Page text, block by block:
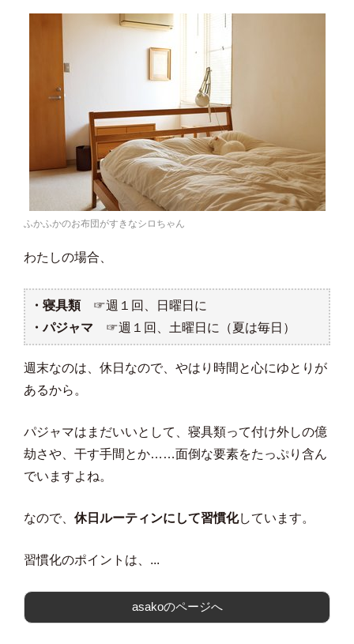
ふかふかのお布団がすきなシロちゃん
わたしの場合、
・寝具類 ☞週１回、日曜日に
・パジャマ ☞週１回、土曜日に（夏は毎日）
週末なのは、休日なので、やはり時間と心にゆとりが
あるから。
パジャマはまだいいとして、寝具類って付け外しの億
劫さや、干す手間とか……面倒な要素をたっぷり含ん
でいますよね。
なので、 休日ルーティンにして習慣化しています。
習慣化のポイントは、...
asakoのページへ